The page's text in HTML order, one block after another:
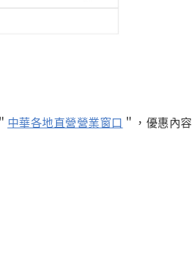
中華各地直營營業窗口 ＂，優惠內容